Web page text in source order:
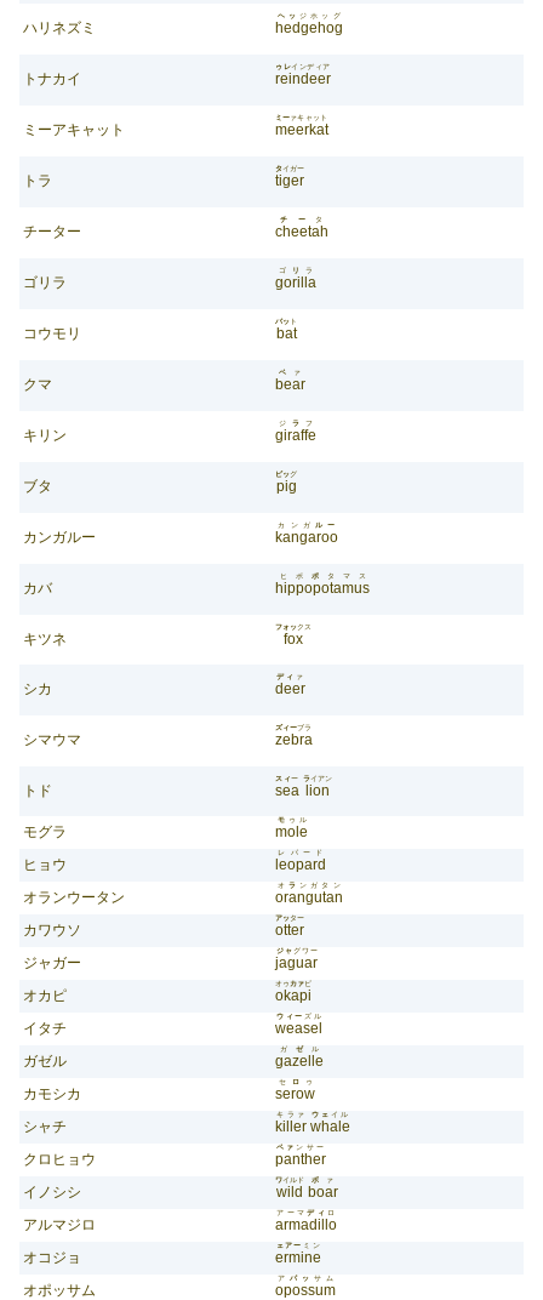
ハリネズミ hedgehog
ヘッ ジホッグ
トナカイ reindeer
ゥレインディア
ミーアキャット meerkat
ミーァキャット
トラ tiger
タイガー
チーター cheetah
チー タ
ゴリラ gorilla
ゴ リ ラ
コウモリ bat
バッ ト
クマ bear
ベ ァ
キリン giraffe
ジ ラ フ
ブタ pig
ピッグ
カンガルー kangaroo
カンガ ルー
カバ hippopotamus
ヒポ ポ タマス
キツネ fox
フォックス
シカ deer
ディ ァ
シマウマ zebra
ズィーブラ
トド sea
スィー
lion
ライアン
モグラ mole
モ ゥル
ヒョウ leopard
レパード
オランウータン orangutan
オ ラ ンガタン
カワウソ otter
アッター
ジャガー jaguar
ジャ グワー
オカピ okapi
オゥ カァピ
イタチ weasel
ウィー ズル
ガゼル gazelle
ガ ゼ ル
カモシカ serow
セ ロ ゥ
シャチ killer
キラァ
whale
ウェイル
クロヒョウ panther
ペァ ンサー
イノシシ wild
ワイルド
boar
ボ ァ
アルマジロ armadillo
アーマディ ロ
オコジョ ermine
ェアー ミン
オポッサム opossum
ア パッ サム